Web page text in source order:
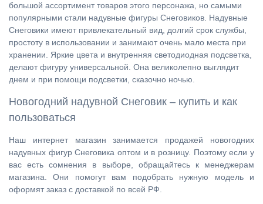
большой ассортимент товаров этого персонажа, но самыми
популярными стали надувные фигуры Снеговиков. Надувные
Снеговики имеют привлекательный вид, долгий срок службы,
простоту в использовании и занимают очень мало места при
хранении. Яркие цвета и внутренняя светодиодная подсветка,
делают фигуру универсальной. Она великолепно выглядит
днем и при помощи подсветки, сказочно ночью.
Новогодний надувной Снеговик – купить и как
пользоваться
Наш интернет магазин занимается продажей новогодних
надувных фигур Снеговика оптом и в розницу. Поэтому если у
вас есть сомнения в выборе, обращайтесь к менеджерам
магазина. Они помогут вам подобрать нужную модель и
оформят заказ с доставкой по всей РФ.